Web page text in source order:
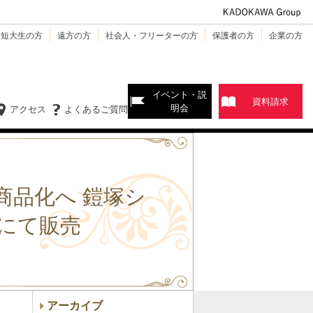
大生の方 遠方の方 社会人・フリーターの方 保護者の方 企業の方
よくあるご質問
アクセス
イベント・説
明会
資料請求
品化へ 鎧塚シ
て販売
アーカイブ